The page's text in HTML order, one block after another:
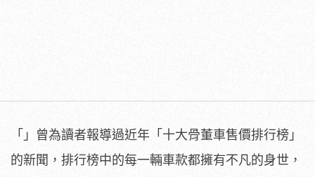
「」曾為讀者報導過近年「十大骨董車售價排行榜」
的新聞，排行榜中的每一輛車款都擁有不凡的身世，